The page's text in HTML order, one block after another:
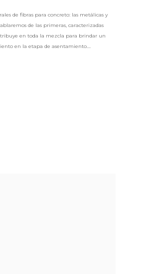
de fibras para concreto: las metálicas y
de las primeras, caracterizadas
en toda la mezcla para brindar un
en la etapa de asentamiento....